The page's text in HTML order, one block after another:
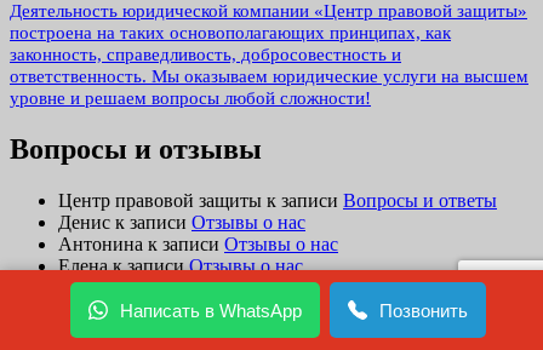
Деятельность юридической компании «Центр правовой защиты»
построена на таких основополагающих принципах, как
законность, справедливость, добросовестность и
ответственность. Мы оказываем юридические услуги на высшем
уровне и решаем вопросы любой сложности!
Вопросы и отзывы
Центр правовой защиты к записи Вопросы и ответы
Денис к записи Отзывы о нас
Антонина к записи Отзывы о нас
Еленак записиОтзывы о нас
Ликак записиОтзывы о нас
ЗАДАТЬ ВОПРОС
Написать в WhatsApp Позвонить